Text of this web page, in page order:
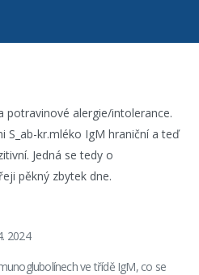
potravinové alergie/intolerance.
S_ab-kr.mléko IgM hraniční a teď
Jedná se tedy o
pěkný zbytek dne.
2024
ve třídě IgM, co se